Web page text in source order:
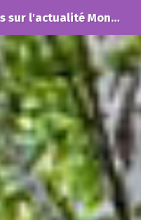
Voyances et Canalisations sur l'actualité Mondiale et les Alertes